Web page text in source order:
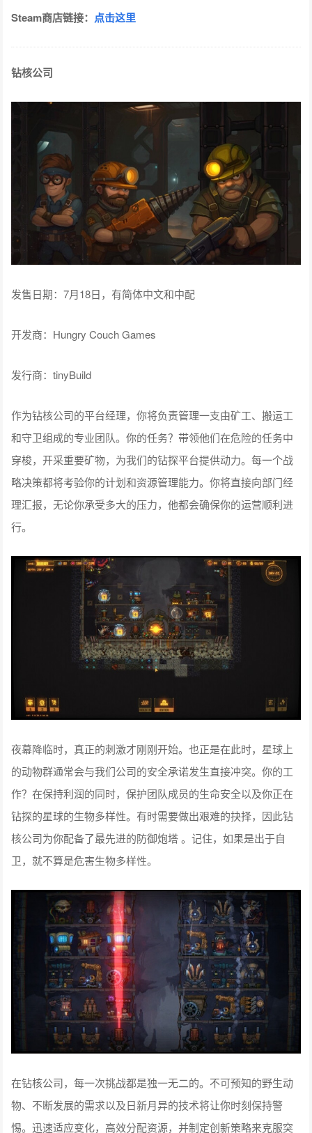
Steam商店链接： 点击这里
钻核公司
发售日期：7月18日，有简体中文和中配
开发商：Hungry Couch Games
发行商：tinyBuild
作为钻核公司的平台经理，你将负责管理一支由矿工、搬运工
和守卫组成的专业团队。你的任务？带领他们在危险的任务中
穿梭，开采重要矿物，为我们的钻探平台提供动力。每一个战
略决策都将考验你的计划和资源管理能力。你将直接向部门经
理汇报，无论你承受多大的压力，他都会确保你的运营顺利进
行。
夜幕降临时，真正的刺激才刚刚开始。也正是在此时，星球上
的动物群通常会与我们公司的安全承诺发生直接冲突。你的工
作？在保持利润的同时，保护团队成员的生命安全以及你正在
钻探的星球的生物多样性。有时需要做出艰难的抉择，因此钻
核公司为你配备了最先进的防御炮塔 。记住，如果是出于自
卫，就不算是危害生物多样性。
在钻核公司，每一次挑战都是独一无二的。不可预知的野生动
物、不断发展的需求以及日新月异的技术将让你时刻保持警
惕。迅速适应变化，高效分配资源，并制定创新策略来克服突